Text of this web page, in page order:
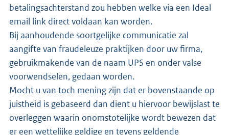
betalingsachterstand zou hebben welke via een Ideal
email link direct voldaan kan worden.
Bij aanhoudende soortgelijke communicatie zal
aangifte van fraudeleuze praktijken door uw firma,
gebruikmakende van de naam UPS en onder valse
voorwendselen, gedaan worden.
Mocht u van toch mening zijn dat er bovenstaande op
juistheid is gebaseerd dan dient u hiervoor bewijslast te
overleggen waarin onomstotelijke wordt bewezen dat
er een wettelijke geldige en tevens geldende